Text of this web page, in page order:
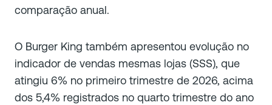
comparação anual.
O Burger King também apresentou evolução no
indicador de vendas mesmas lojas (SSS), que
atingiu 6% no primeiro trimestre de 2026, acima
dos 5,4% registrados no quarto trimestre do ano